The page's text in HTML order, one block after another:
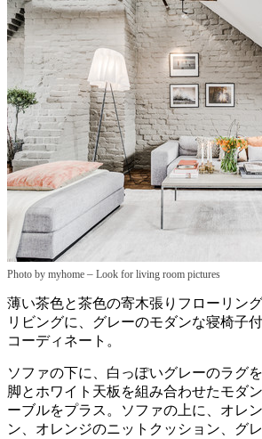
Photo by myhome – Look for living room pictures
薄い茶色と茶色の寄木張りフローリン
リビングに、グレーのモダンな寝椅子
コーディネート。
ソファの下に、白っぽいグレーのラグ
脚とホワイト天板を組み合わせたモダ
ーブルをプラス。ソファの上に、オレ
ン、オレンジのニットクッション、グ